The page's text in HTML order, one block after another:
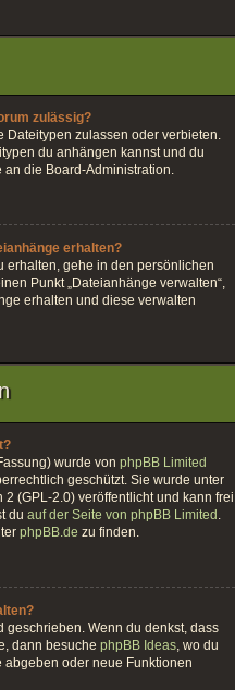
zulässig?
Dateitypen zulassen oder verbieten.
du anhängen kannst und du
an die Board-Administration.
erhalten?
erhalten, gehe in den persönlichen
Punkt „Dateianhänge verwalten“,
erhalten und diese verwalten
wurde von phpBB Limited
geschützt. Sie wurde unter
(GPL-2.0) veröffentlicht und kann frei
du auf der Seite von phpBB Limited .
phpBB.de zu finden.
geschrieben. Wenn du denkst, dass
dann besuche phpBB Ideas, wo du
oder neue Funktionen